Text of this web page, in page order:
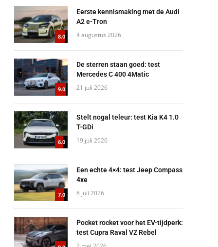
8.0
Eerste kennismaking met de Audi
A2 e-Tron
4 augustus 2026
9.0
De sterren staan goed: test
Mercedes C 400 4Matic
21 juli 2026
6.0
Stelt nogal teleur: test Kia K4 1.0
T-GDi
19 juli 2026
7.0
Een echte 4×4: test Jeep Compass
4xe
8 juli 2026
Pocket rocket voor het EV-tijdperk:
test Cupra Raval VZ Rebel